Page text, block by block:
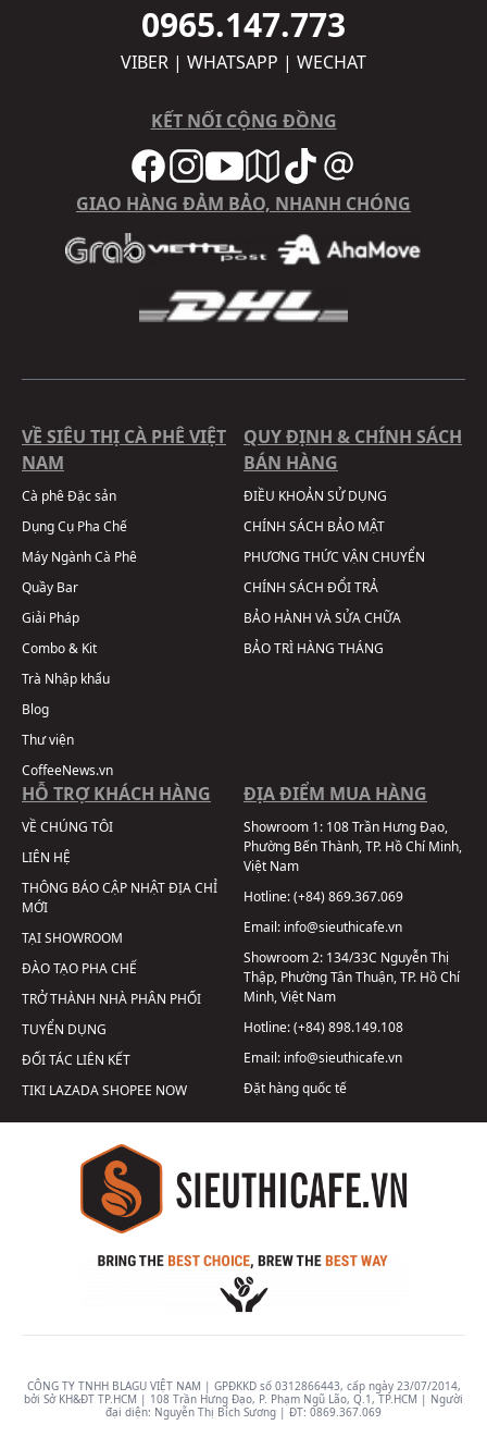
0965.147.773
VIBER | WHATSAPP | WECHAT
KẾT NỐI CỘNG ĐỒNG
GIAO HÀNG ĐẢM BẢO, NHANH CHÓNG
VỀ SIÊU THỊ CÀ PHÊ VIỆT
NAM
Cà phê Đặc sản
Dụng Cụ Pha Chế
Máy Ngành Cà Phê
Quầy Bar
Giải Pháp
Combo & Kit
Trà Nhập khẩu
Blog
Thư viện
CoffeeNews.vn
QUY ĐỊNH & CHÍNH SÁCH
BÁN HÀNG
ĐIỀU KHOẢN SỬ DỤNG
CHÍNH SÁCH BẢO MẬT
PHƯƠNG THỨC VẬN CHUYỂN
CHÍNH SÁCH ĐỔI TRẢ
BẢO HÀNH VÀ SỬA CHỮA
BẢO TRÌ HÀNG THÁNG
HỖ TRỢ KHÁCH HÀNG
VỀ CHÚNG TÔI
LIÊN HỆ
THÔNG BÁO CẬP NHẬT ĐỊA CHỈ
MỚI
TẠI SHOWROOM
ĐÀO TẠO PHA CHẾ
TRỞ THÀNH NHÀ PHÂN PHỐI
TUYỂN DỤNG
ĐỐI TÁC LIÊN KẾT
TIKI LAZADASHOPEE NOW
ĐỊA ĐIỂM MUA HÀNG
Showroom 1: 108 Trần Hưng Đạo,
Phường Bến Thành, TP. Hồ Chí Minh,
Việt Nam
Hotline:(+84) 869.367.069
Email: info@sieuthicafe.vn
Showroom 2: 134/33C Nguyễn Thị
Thập, Phường Tân Thuận, TP. Hồ Chí
Minh, Việt Nam
Hotline:(+84) 898.149.108
Email: info@sieuthicafe.vn
Đặt hàng quốc tế
CÔNG TY TNHH BLAGU VIỆT NAM | GPĐKKD số 0312866443, cấp ngày 23/07/2014,
bởi Sở KH&ĐT TP.HCM | 108 Trần Hưng Đạo, P. Phạm Ngũ Lão, Q.1, TP.HCM | Người
đại diện: Nguyễn Thị Bích Sương | ĐT: 0869.367.069